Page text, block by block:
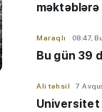
məktəblərə
Maraqlı 08:47,
Bu gün 39
Ali təhsil 7
Universitet